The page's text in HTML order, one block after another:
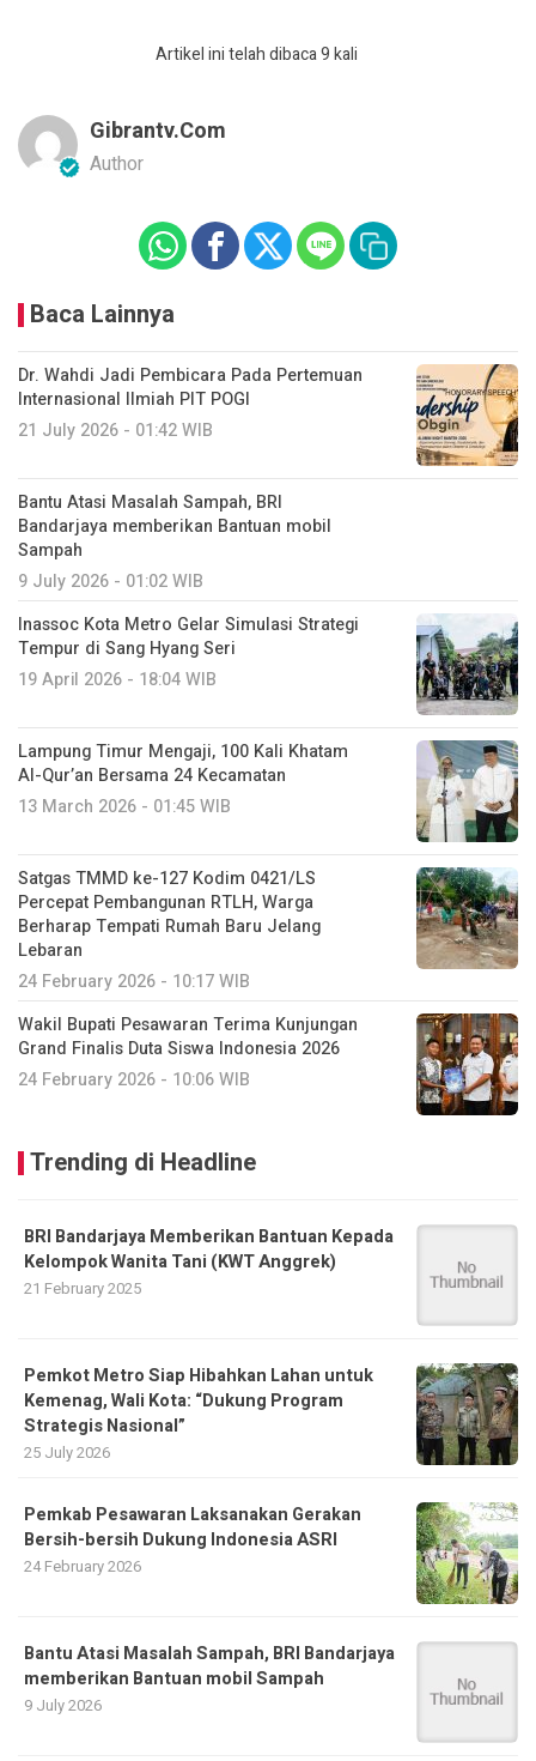
Artikel ini telah dibaca 9 kali
Gibrantv.com
Author
Baca Lainnya
Dr. Wahdi Jadi Pembicara Pada Pertemuan
Internasional Ilmiah PIT POGI
21 July 2026 - 01:42 WIB
Bantu Atasi Masalah Sampah, BRI
Bandarjaya memberikan Bantuan mobil
Sampah
9 July 2026 - 01:02 WIB
Inassoc Kota Metro Gelar Simulasi Strategi
Tempur di Sang Hyang Seri
19 April 2026 - 18:04 WIB
Lampung Timur Mengaji, 100 Kali Khatam
Al-Qur’an Bersama 24 Kecamatan
13 March 2026 - 01:45 WIB
Satgas TMMD ke-127 Kodim 0421/LS
Percepat Pembangunan RTLH, Warga
Berharap Tempati Rumah Baru Jelang
Lebaran
24 February 2026 - 10:17 WIB
Wakil Bupati Pesawaran Terima Kunjungan
Grand Finalis Duta Siswa Indonesia 2026
24 February 2026 - 10:06 WIB
Trending di Headline
BRI Bandarjaya Memberikan Bantuan Kepada
Kelompok Wanita Tani (KWT Anggrek)
21 February 2025
Pemkot Metro Siap Hibahkan Lahan untuk
Kemenag, Wali Kota: “Dukung Program
Strategis Nasional”
25 July 2026
Pemkab Pesawaran Laksanakan Gerakan
Bersih-bersih Dukung Indonesia ASRI
24 February 2026
Bantu Atasi Masalah Sampah, BRI Bandarjaya
memberikan Bantuan mobil Sampah
9 July 2026